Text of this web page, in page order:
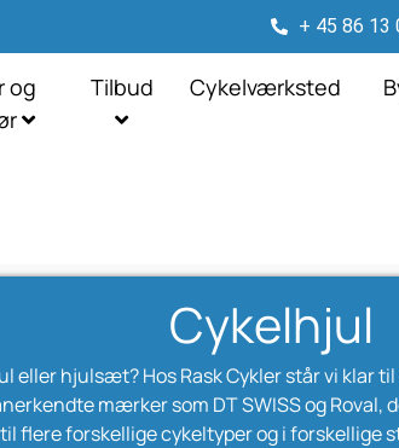
+ 45 86 13
og
Tilbud Cykelværksted
Cykelhjul
eller hjulsæt? Hos Rask Cykler står vi klar
mærker som DT SWISS og Roval,
flere forskellige cykeltyper og i forskellige